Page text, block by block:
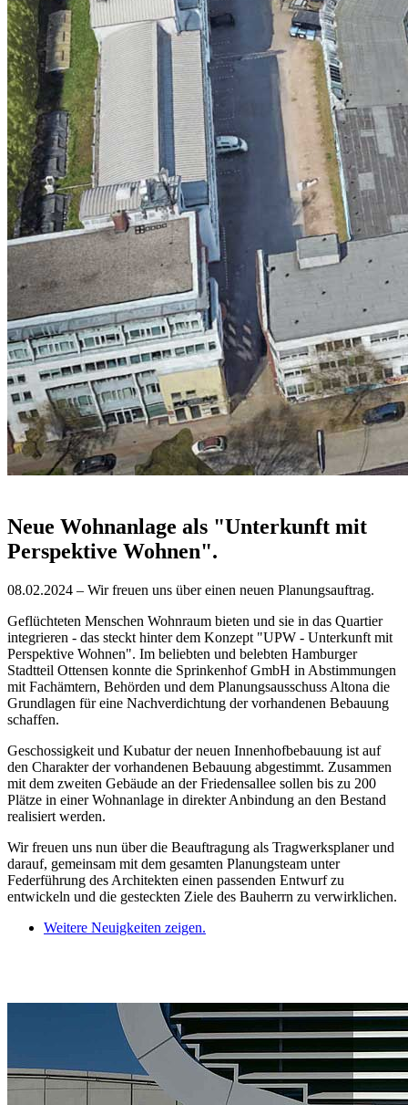
Neue Wohnanlage als "Unterkunft mit
Perspektive Wohnen".
08.02.2024 – Wir freuen uns über einen neuen Planungsauftrag.
Geflüchteten Menschen Wohnraum bieten und sie in das Quartier
integrieren - das steckt hinter dem Konzept "UPW - Unterkunft mit
Perspektive Wohnen". Im beliebten und belebten Hamburger
Stadtteil Ottensen konnte die Sprinkenhof GmbH in Abstimmungen
mit Fachämtern, Behörden und dem Planungsausschuss Altona die
Grundlagen für eine Nachverdichtung der vorhandenen Bebauung
schaffen.
Geschossigkeit und Kubatur der neuen Innenhofbebauung ist auf
den Charakter der vorhandenen Bebauung abgestimmt. Zusammen
mit dem zweiten Gebäude an der Friedensallee sollen bis zu 200
Plätze in einer Wohnanlage in direkter Anbindung an den Bestand
realisiert werden.
Wir freuen uns nun über die Beauftragung als Tragwerksplaner und
darauf, gemeinsam mit dem gesamten Planungsteam unter
Federführung des Architekten einen passenden Entwurf zu
entwickeln und die gesteckten Ziele des Bauherrn zu verwirklichen.
Weitere Neuigkeiten zeigen.